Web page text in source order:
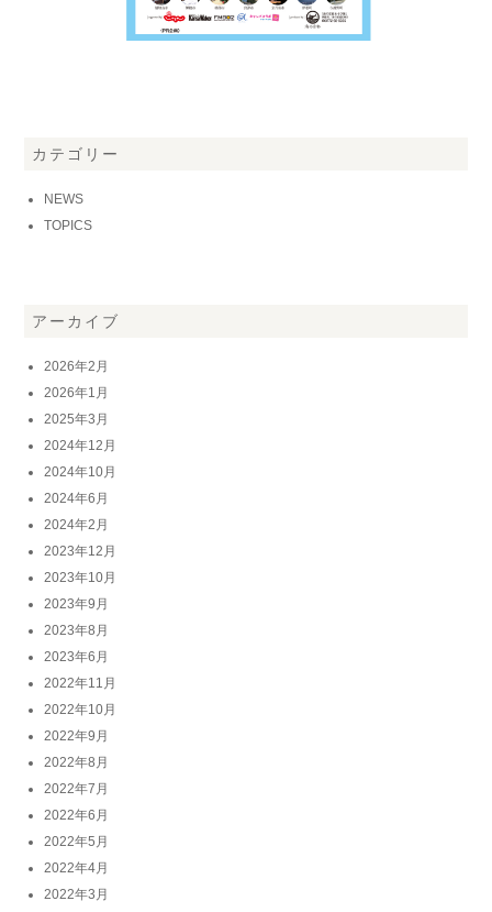
カテゴリー
NEWS
TOPICS
アーカイブ
2026年2月
2026年1月
2025年3月
2024年12月
2024年10月
2024年6月
2024年2月
2023年12月
2023年10月
2023年9月
2023年8月
2023年6月
2022年11月
2022年10月
2022年9月
2022年8月
2022年7月
2022年6月
2022年5月
2022年4月
2022年3月